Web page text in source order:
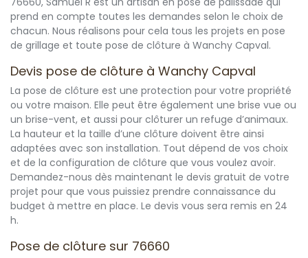
prend en compte toutes les demandes selon le choix de
chacun. Nous réalisons pour cela tous les projets en pose
de grillage et toute pose de clôture à Wanchy Capval.
Devis pose de clôture à Wanchy Capval
La pose de clôture est une protection pour votre propriété
ou votre maison. Elle peut être également une brise vue ou
un brise-vent, et aussi pour clôturer un refuge d’animaux.
La hauteur et la taille d’une clôture doivent être ainsi
adaptées avec son installation. Tout dépend de vos choix
et de la configuration de clôture que vous voulez avoir.
Demandez-nous dès maintenant le devis gratuit de votre
projet pour que vous puissiez prendre connaissance du
budget à mettre en place. Le devis vous sera remis en 24
h.
Pose de clôture sur 76660